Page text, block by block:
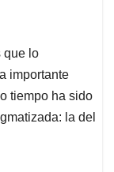
que lo
importante
tiempo ha sido
la del